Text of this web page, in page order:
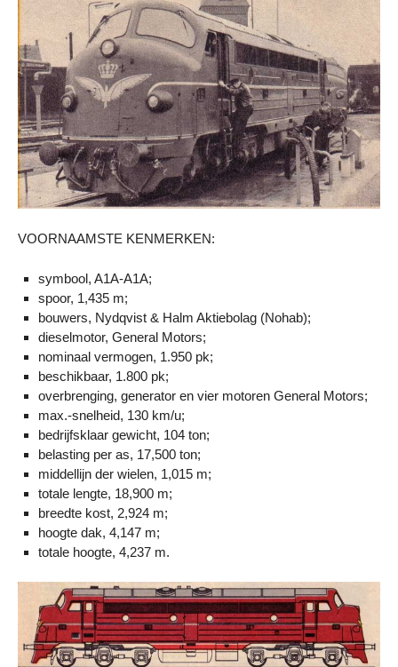
VOORNAAMSTE KENMERKEN:
symbool, A1A-A1A;
spoor, 1,435 m;
bouwers, Nydqvist & Halm Aktiebolag (Nohab);
dieselmotor, General Motors;
nominaal vermogen, 1.950 pk;
beschikbaar, 1.800 pk;
overbrenging, generator en vier motoren General Motors;
max.-snelheid, 130 km/u;
bedrijfsklaar gewicht, 104 ton;
belasting per as, 17,500 ton;
middellijn der wielen, 1,015 m;
totale lengte, 18,900 m;
breedte kost, 2,924 m;
hoogte dak, 4,147 m;
totale hoogte, 4,237 m.